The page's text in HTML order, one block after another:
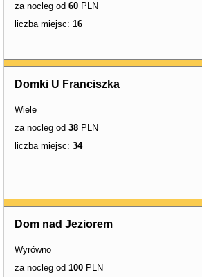
za nocleg od 60 PLN
liczba miejsc: 16
Domki U Franciszka
Wiele
za nocleg od 38 PLN
liczba miejsc: 34
Dom nad Jeziorem
Wyrówno
za nocleg od 100 PLN